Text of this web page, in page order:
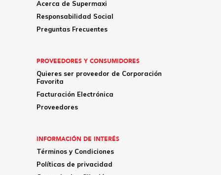
Acerca de Supermaxi
Responsabilidad Social
Preguntas Frecuentes
PROVEEDORES Y CONSUMIDORES
Quieres ser proveedor de Corporación
Favorita
Facturación Electrónica
Proveedores
INFORMACIÓN DE INTERÉS
Términos y Condiciones
Políticas de privacidad